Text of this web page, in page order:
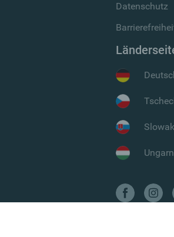
Datenschutz
Ungarn